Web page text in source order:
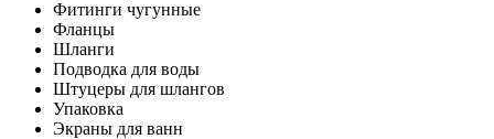
Фитинги чугунные
Фланцы
Шланги
Подводка для воды
Штуцеры для шлангов
Упаковка
Экраны для ванн